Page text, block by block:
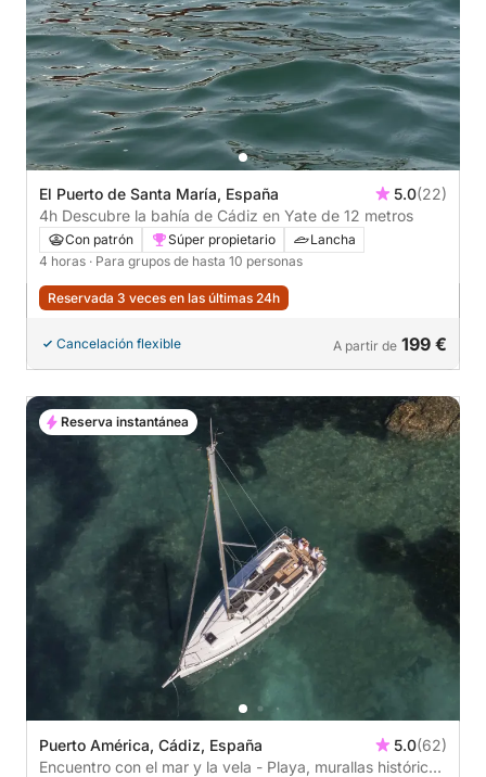
El Puerto de Santa María, España 5.0(22)
4h Descubre la bahía de Cádiz en Yate de 12 metros
Con patrón Súper propietario
Lancha
4 horas · Para grupos de hasta 10 personas
Reservada 3 veces en las últimas 24h
Cancelación flexible A partir de 199 €
Puerto América, Cádiz, España 5.0(62)
Encuentro con el mar y la vela - Playa, murallas históricas
Reserva instantánea